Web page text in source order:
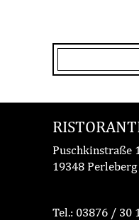
Puschkinstraße
19348 Perleberg
Tel.: 03876 / 30